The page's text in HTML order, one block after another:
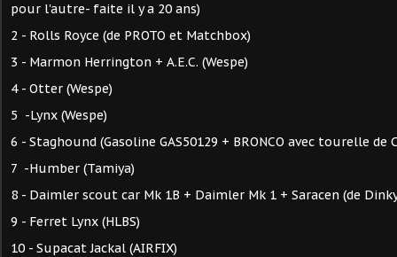
pour l'autre- faite il y a 20 ans)
2 - Rolls Royce (de PROTO et Matchbox)
3 - Marmon Herrington + A.E.C. (Wespe)
4 - Otter (Wespe)
5 -Lynx (Wespe)
6 - Staghound (Gasoline GAS50129 + BRONCO avec tourelle de
7 -Humber (Tamiya)
8 - Daimler scout car Mk 1B + Daimler Mk 1 + Saracen (de Dinky
9 - Ferret Lynx (HLBS)
10 - Supacat Jackal (AIRFIX)